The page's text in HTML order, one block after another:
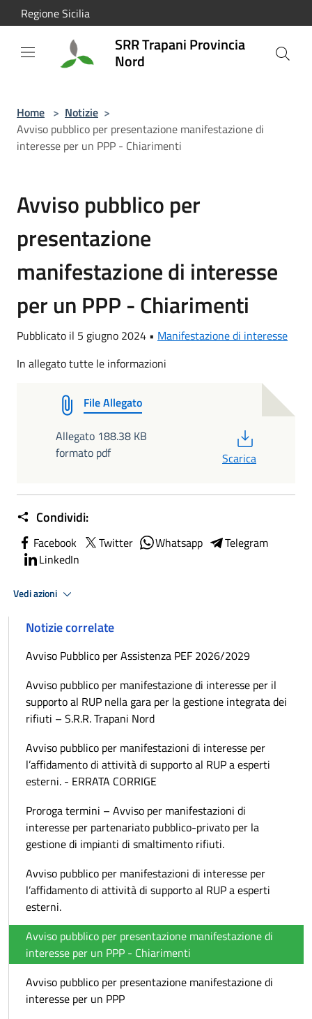
Salta al contenuto principale
Regione Sicilia
SRR Trapani Provincia
Nord
Home > Notizie >
Avviso pubblico per presentazione manifestazione di
interesse per un PPP - Chiarimenti
Avviso pubblico per
presentazione
manifestazione di interesse
per un PPP - Chiarimenti
Pubblicato il 5 giugno 2024 • Manifestazione di interesse
In allegato tutte le informazioni
File Allegato
Allegato 188.38 KB
formato pdf
Scarica
Condividi:
Facebook Twitter Whatsapp
Telegram
LinkedIn
Vedi azioni
Notizie correlate
Avviso Pubblico per Assistenza PEF 2026/2029
Avviso pubblico per manifestazione di interesse per il
supporto al RUP nella gara per la gestione integrata dei
rifiuti – S.R.R. Trapani Nord
Avviso pubblico per manifestazioni di interesse per
l’affidamento di attività di supporto al RUP a esperti
esterni. - ERRATA CORRIGE
Proroga termini – Avviso per manifestazioni di
interesse per partenariato pubblico-privato per la
gestione di impianti di smaltimento rifiuti.
Avviso pubblico per manifestazioni di interesse per
l’affidamento di attività di supporto al RUP a esperti
esterni.
Avviso pubblico per presentazione manifestazione di
interesse per un PPP - Chiarimenti
Avviso pubblico per presentazione manifestazione di
interesse per un PPP